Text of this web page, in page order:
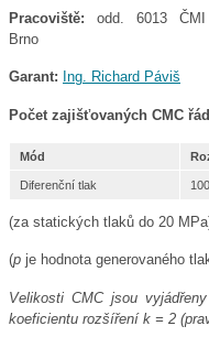
Pracoviště: odd. 6013
Brno
Garant: Ing. Richard Páviš
Počet zajišťovaných CMC
Mód
Diferenční tlak
(za statických tlaků do 20
(p je hodnota generovaného
Velikosti CMC jsou
koeficientu rozšíření k = 2